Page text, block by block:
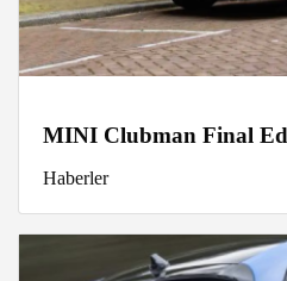
MINI Clubman Final
Haberler